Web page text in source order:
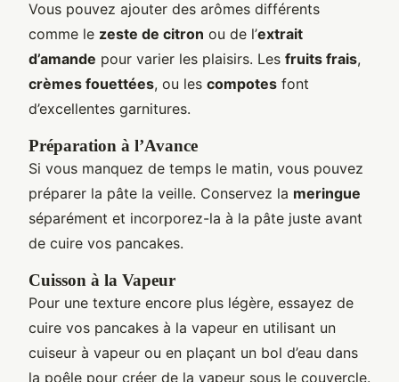
Vous pouvez ajouter des arômes différents
comme le zeste de citron ou de l’extrait
d’amande pour varier les plaisirs. Les fruits frais,
crèmes fouettées, ou les compotes font
d’excellentes garnitures.
Préparation à l’Avance
Si vous manquez de temps le matin, vous pouvez
préparer la pâte la veille. Conservez la meringue
séparément et incorporez-la à la pâte juste avant
de cuire vos pancakes.
Cuisson à la Vapeur
Pour une texture encore plus légère, essayez de
cuire vos pancakes à la vapeur en utilisant un
cuiseur à vapeur ou en plaçant un bol d’eau dans
la poêle pour créer de la vapeur sous le couvercle.